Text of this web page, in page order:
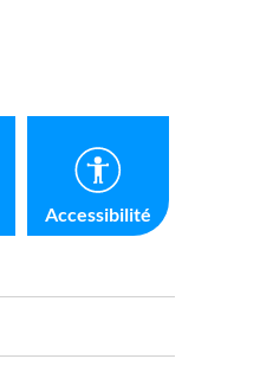
Accessibilité